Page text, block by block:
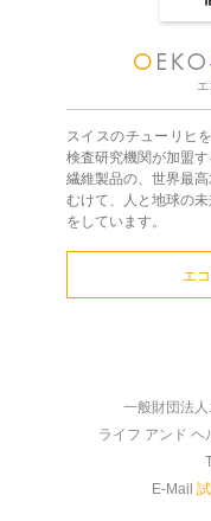
スイスのチューリヒ
検査研究機関が加盟
繊維製品の、世界最
むけて、人と地球の
をしています。
エ
一般財団法
ライフ アンド
E-Mail